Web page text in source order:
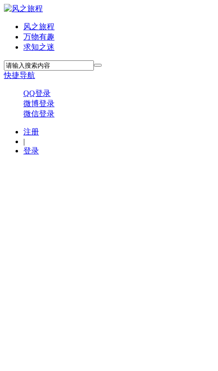
风之旅程
万物有趣
求知之迷
快捷导航
QQ登录
微博登录
微信登录
注册
|
登录